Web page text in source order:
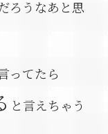
ろうなあと思
ってたら
と言えちゃう